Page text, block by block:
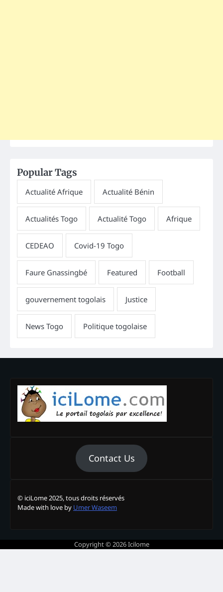
Popular Tags
Contact Us
© iciLome 2025, tous droits réservés
Made with love by Umer Waseem
Copyright © 2026Icilome